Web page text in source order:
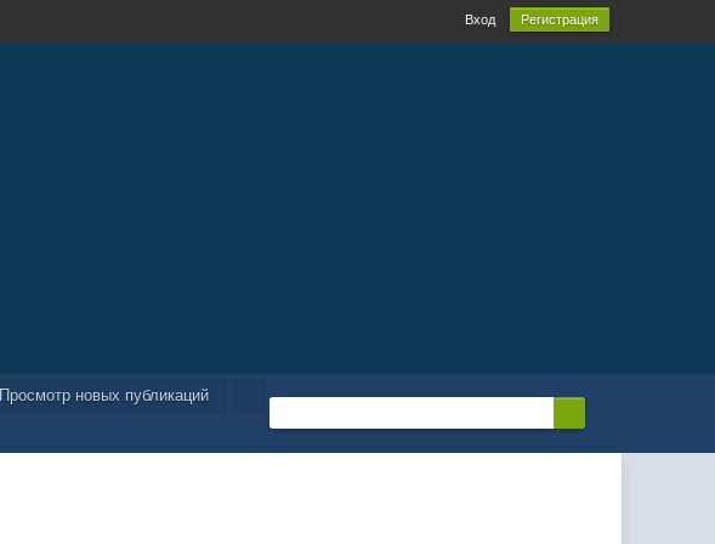
Вход Регистрация
Просмотр новых публикаций